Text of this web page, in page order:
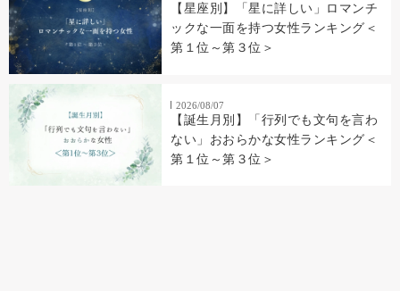
【星座別】「星に詳しい」ロマンチ
ックな一面を持つ女性ランキング＜
第１位～第３位＞
2026/08/07
【誕生月別】「行列でも文句を言わ
ない」おおらかな女性ランキング＜
第１位～第３位＞